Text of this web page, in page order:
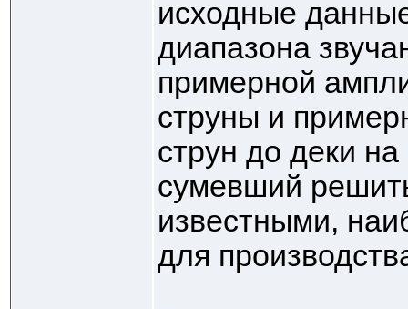
исходные
диапазона
примерной
струны и
струн до деки на
сумевший
известными,
для